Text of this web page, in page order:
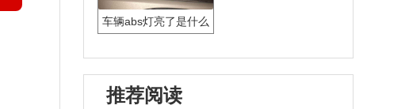
车辆abs灯亮了是什么
推荐阅读